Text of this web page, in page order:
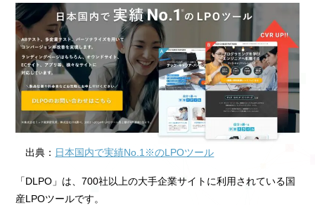
出典： 日本国内で実績No.1※のLPOツール
「DLPO」は、700社以上の大手企業サイトに利用されている国
産LPOツールです。